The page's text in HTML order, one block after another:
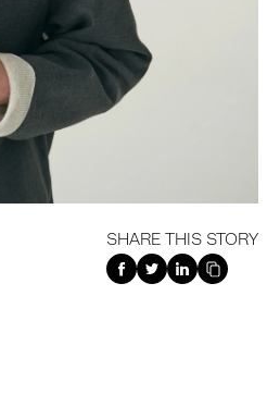
SHARE THIS STORY